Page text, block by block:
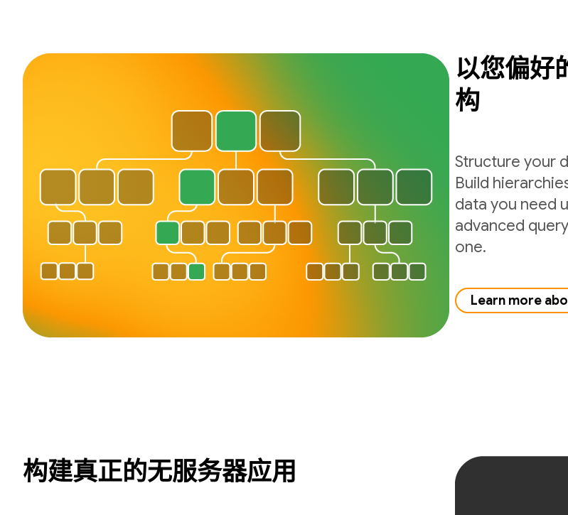
以您偏好
构
Structure your
Build
data you need
advanced
one.
Learn more
构建真正的无服务器应用